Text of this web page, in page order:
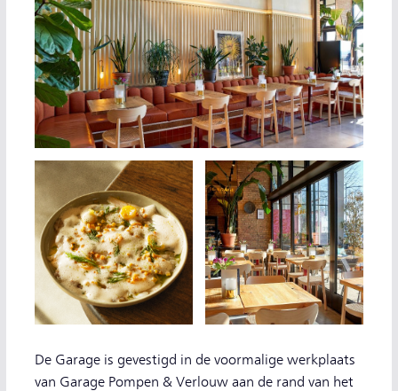
De Garage is gevestigd in de voormalige werkplaats
van Garage Pompen & Verlouw aan de rand van het